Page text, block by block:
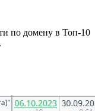
по домену в Топ-10